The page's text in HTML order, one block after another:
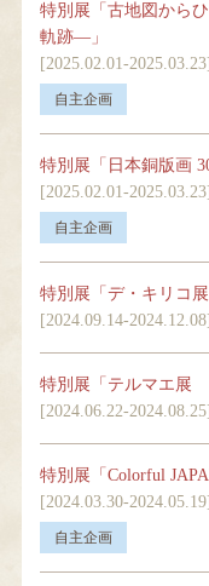
特別展「古地図から
軌跡―」
[2025.02.01-2025.03.23]
特別展「日本銅版画
[2025.02.01-2025.03.23]
特別展「デ・キリコ展
[2024.09.14-2024.12.08]
特別展「テルマエ展
[2024.06.22-2024.08.25]
特別展「Colorful
[2024.03.30-2024.05.19]